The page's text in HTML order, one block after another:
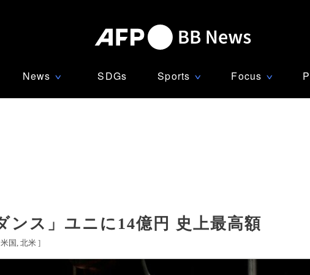
News ∨ SDGs Sports ∨ Focus ∨
ンス」ユニに14億円 史上最高額
米国 北米 ]